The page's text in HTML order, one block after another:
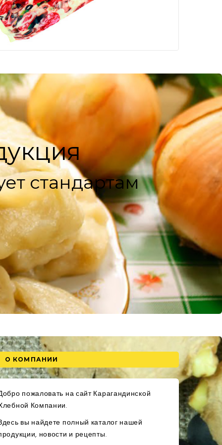
стандартам
О КОМПАНИИ
пожаловать на сайт Карагандинской
Компании.
вы найдете полный каталог нашей
новости и рецепты.